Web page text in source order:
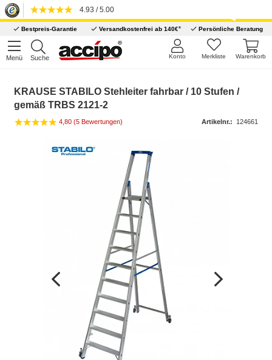
4.93 / 5.00
Bestpreis-Garantie Versandkostenfrei ab 140€* Persönliche Beratung
Menü Suche Warenkorb
Merkliste
Konto
KRAUSE STABILO Stehleiter fahrbar / 10 Stufen /
gemäß TRBS 2121-2
4,80 (5 Bewertungen) Artikelnr.: 124661